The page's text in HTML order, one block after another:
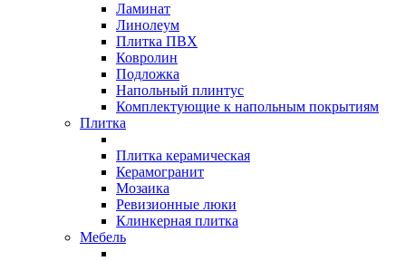
Ламинат
Линолеум
Плитка ПВХ
Ковролин
Подложка
Напольный плинтус
Комплектующие к напольным покрытиям
Плитка
Плитка керамическая
Керамогранит
Мозаика
Ревизионные люки
Клинкерная плитка
Мебель